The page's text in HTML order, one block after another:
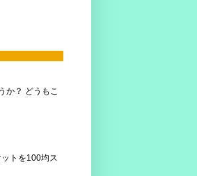
か？ どうもこ
トを100均ス